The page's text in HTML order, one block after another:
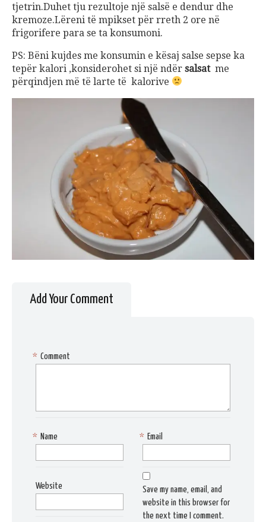
tjetrin.Duhet tju rezultoje një salsë e dendur dhe
kremoze.Lëreni të mpikset për rreth 2 ore në
frigorifere para se ta konsumoni.
PS: Bëni kujdes me konsumin e kësaj salse sepse ka
tepër kalori ,konsiderohet si një ndër salsat me
përqindjen më të larte të kalorive
Add Your Comment
Comment
*
Name
* Email
*
Website
Save my name, email, and
website in this browser for
the next time I comment.